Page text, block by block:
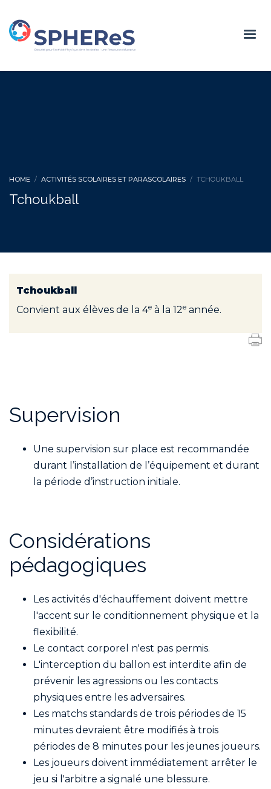
HOME ACTIVITÉS SCOLAIRES ET PARASCOLAIRES TCHOUKBALL
Tchoukball
Tchoukball
Convient aux élèves de la 4e à la 12e année.
Supervision
Une supervision sur place est recommandée
durant l’installation de l’équipement et durant
la période d’instruction initiale.
Considérations
pédagogiques
Les activités d'échauffement doivent mettre
l'accent sur le conditionnement physique et la
flexibilité.
Le contact corporel n'est pas permis.
L'interception du ballon est interdite afin de
prévenir les agressions ou les contacts
physiques entre les adversaires.
Les matchs standards de trois périodes de 15
minutes devraient être modifiés à trois
périodes de 8 minutes pour les jeunes joueurs.
Les joueurs doivent immédiatement arrêter le
jeu si l'arbitre a signalé une blessure.